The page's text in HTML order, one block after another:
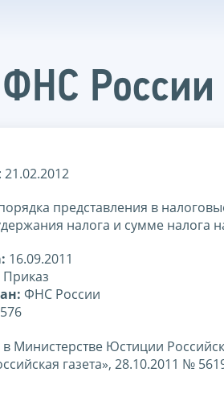
ФНС
представления в
налога и сумме налога
16.09.2011
Приказ
ФНС России
в Министерстве Юстиции
газета», 28.10.2011 №